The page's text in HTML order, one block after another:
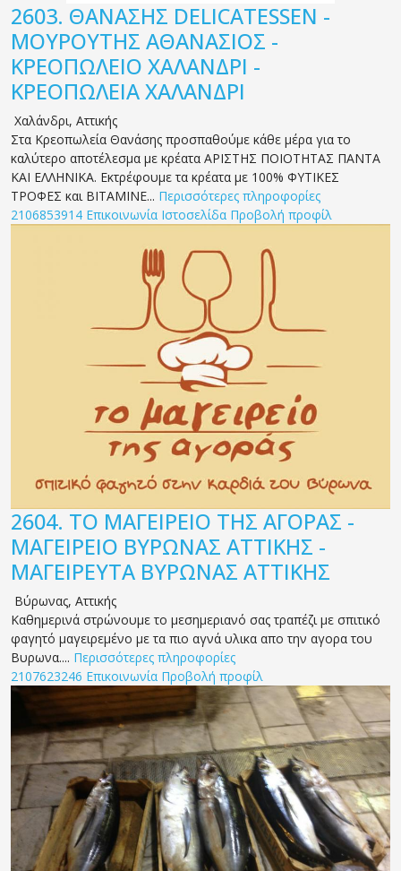
2603. ΘΑΝΑΣΗΣ DELICATESSEN -
ΜΟΥΡΟΥΤΗΣ ΑΘΑΝΑΣΙΟΣ -
ΚΡΕΟΠΩΛΕΙΟ ΧΑΛΑΝΔΡΙ -
ΚΡΕΟΠΩΛΕΙΑ ΧΑΛΑΝΔΡΙ
Χαλάνδρι, Αττικής
Στα Κρεοπωλεία Θανάσης προσπαθούμε κάθε μέρα για το
καλύτερο αποτέλεσμα με κρέατα ΑΡΙΣΤΗΣ ΠΟΙΟΤΗΤΑΣ ΠΑΝΤΑ
ΚΑΙ ΕΛΛΗΝΙΚΑ. Εκτρέφουμε τα κρέατα με 100% ΦΥΤΙΚΕΣ
ΤΡΟΦΕΣ και ΒΙΤΑΜΙΝΕ... Περισσότερες πληροφορίες
2106853914 Επικοινωνία Ιστοσελίδα Προβολή προφίλ
2604. ΤΟ ΜΑΓΕΙΡΕΙΟ ΤΗΣ ΑΓΟΡΑΣ -
ΜΑΓΕΙΡΕΙΟ ΒΥΡΩΝΑΣ ΑΤΤΙΚΗΣ -
ΜΑΓΕΙΡΕΥΤΑ ΒΥΡΩΝΑΣ ΑΤΤΙΚΗΣ
Βύρωνας, Αττικής
Καθημερινά στρώνουμε το μεσημεριανό σας τραπέζι με σπιτικό
φαγητό μαγειρεμένο με τα πιο αγνά υλικα απο την αγορα του
Βυρωνα.... Περισσότερες πληροφορίες
2107623246 Επικοινωνία Προβολή προφίλ